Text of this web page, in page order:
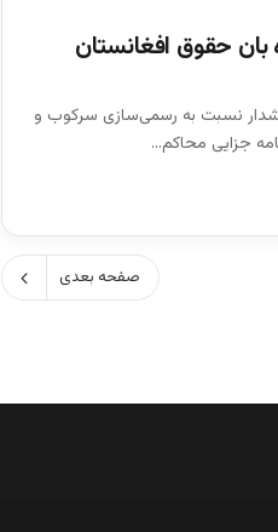
بان حقوق افغانستان
2026 موضوع: هشدار نسبت به رسمی‌سازی سرکوب و
جزایی محاکم…
صفحه بعدی